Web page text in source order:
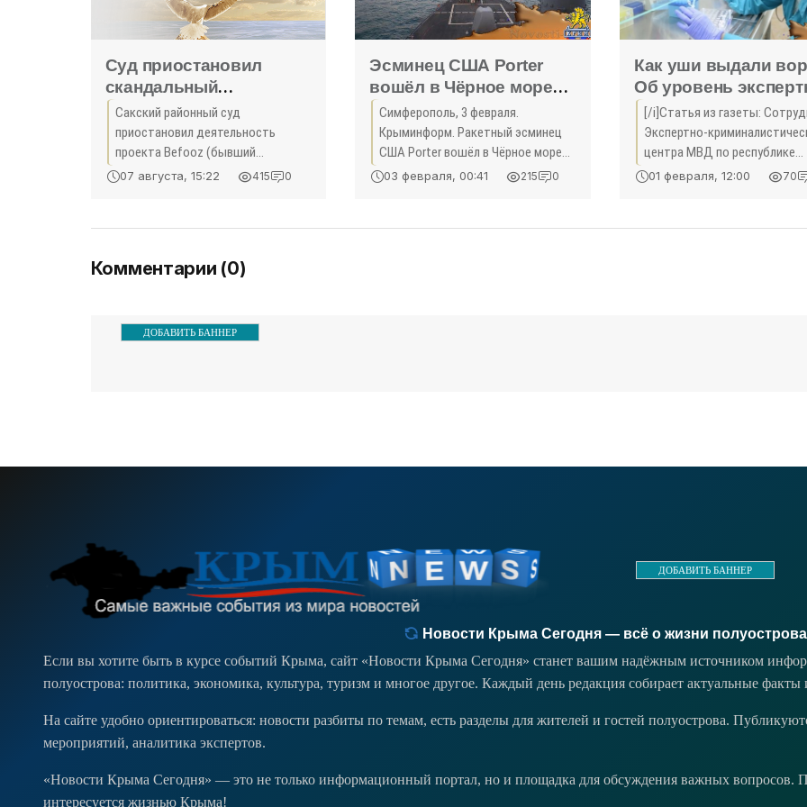
Суд приостановил
скандальный
фестиваль Befooz в
Крыму - «Развлечения»
Сакский районный суд
приостановил деятельность
проекта Befooz (бывший
«КаZантип») в селе Поповка на
организаторов проекта,
07 августа, 15:22 415 0
Эсминец США Porter
вошёл в Чёрное море
для участия в учениях
НАТО (ФОТО) -
«Культура Крыма»
Симферополь, 3 февраля.
Крыминформ. Ракетный эсминец
США Porter вошёл в Чёрное море
для участия в учениях НАТО Sea
03 февраля, 00:41 215 0
Как уши выдали
Об уровень
технологий в
«Культура Крыма»
[/i]Статья из газеты:
Экспертно-
центра МВД по республике
рассказывают о своей
01 февраля, 12:00 70
Комментарии (0)
ДОБАВИТЬ БАННЕР
ДОБАВИТЬ БАННЕР
Новости Крыма Сегодня — всё о жизни полуострова
Если вы хотите быть в курсе событий Крыма, сайт «Новости Крыма Сегодня» станет вашим надёжным источником
полуострова: политика, экономика, культура, туризм и многое другое. Каждый день редакция собирает актуальные
На сайте удобно ориентироваться: новости разбиты по темам, есть разделы для жителей и гостей полуострова.
мероприятий, аналитика экспертов.
«Новости Крыма Сегодня» — это не только информационный портал, но и площадка для обсуждения важных вопросов.
интересуется жизнью Крыма!